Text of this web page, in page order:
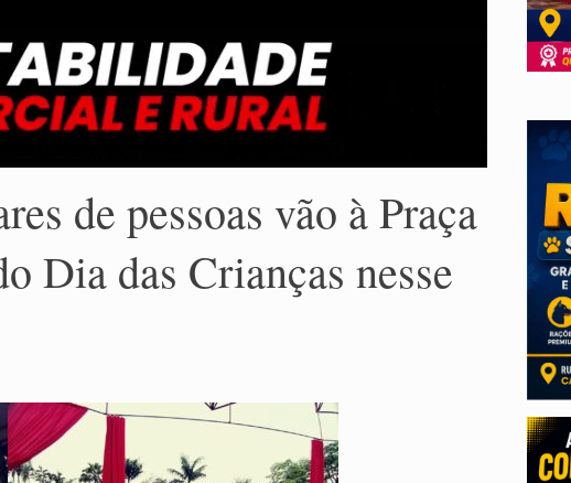
de pessoas vão à Praça
Dia das Crianças nesse